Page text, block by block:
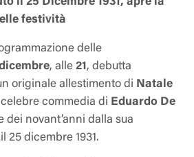
il 25 Dicembre 1931, apre la
festività
delle
, alle 21, debutta
originale allestimento di Natale
commedia di Eduardo De
dei novant’anni dalla sua
25 dicembre 1931.